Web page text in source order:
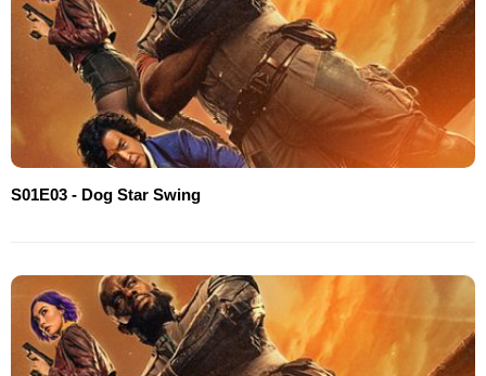
S01E03 - Dog Star Swing